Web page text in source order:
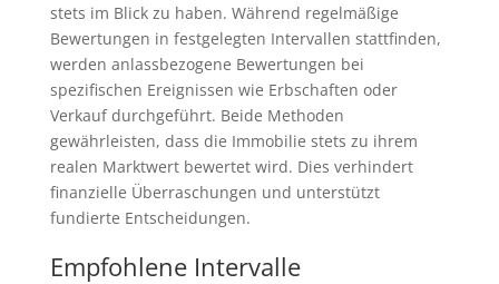
stets im Blick zu haben. Während regelmäßige
Bewertungen in festgelegten Intervallen stattfinden,
werden anlassbezogene Bewertungen bei
spezifischen Ereignissen wie Erbschaften oder
Verkauf durchgeführt. Beide Methoden
gewährleisten, dass die Immobilie stets zu ihrem
realen Marktwert bewertet wird. Dies verhindert
finanzielle Überraschungen und unterstützt
fundierte Entscheidungen.
Empfohlene Intervalle